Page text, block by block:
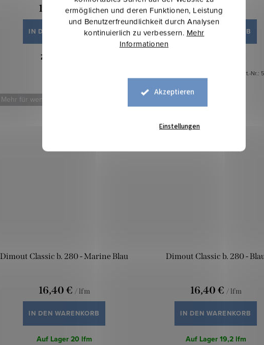
ermöglichen und deren Funktionen, Leistung
und Benutzerfreundlichkeit durch Analysen
kontinuierlich zu verbessern. Mehr
Informationen
Akzeptieren
Einstellungen
16,40 €/ lfm
IN DEN WARENKORB
Zum Bestellen
16,40 €
IN DEN WARENKORB
Art.-Nr.:
Mehr für weniger
Dimout Classic b. 280 - Marine Blau
16,40 € / lfm
IN DEN WARENKORB
Auf Lager 20 lfm
Mehr für weniger
Dimout Classic b. 280 -
16,40 € / lfm
IN DEN WARENKORB
Auf Lager 19,2 lfm